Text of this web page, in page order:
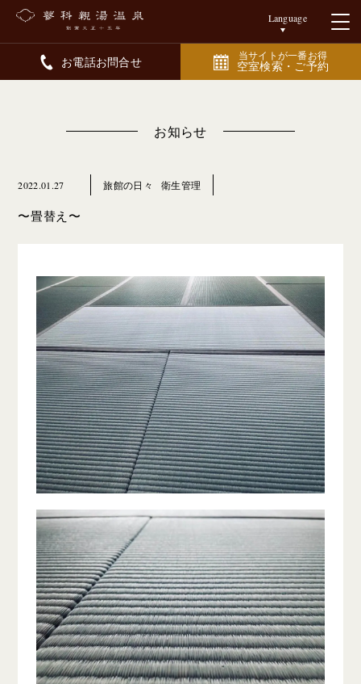
Language
お電話お問合せ 当サイトが一番お得
空室検索・ご予約
お知らせ
2022.01.27 旅館の日々 衛生管理
〜畳替え〜